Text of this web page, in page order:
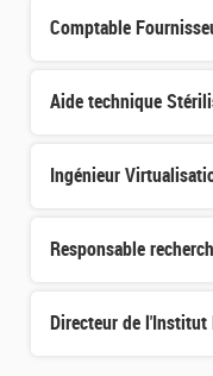
Comptable
Aide technique
Ingénieur
Responsable
Directeur de l'Institut